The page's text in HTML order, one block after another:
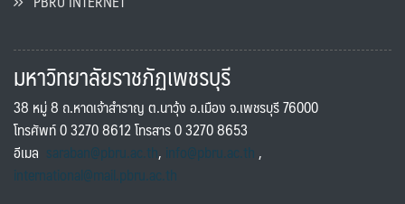
มหาวิทยาลัยราชภัฏเพชรบุรี
38 หมู่ 8 ถ.หาดเจ้าสำราญ ต.นาวุ้ง อ.เมือง จ.เพชรบุรี 76000
โทรศัพท์ 0 3270 8612 โทรสาร 0 3270 8653
อีเมล saraban@pbru.ac.th, info@pbru.ac.th,
international@mail.pbru.ac.th